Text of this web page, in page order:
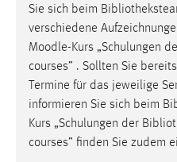
Sie sich beim
verschiedene
Moodle-Kurs „Schulungen
courses” . Sollten Sie
Termine für das jeweilige
informieren Sie sich beim
Kurs „Schulungen der
courses” finden Sie zudem